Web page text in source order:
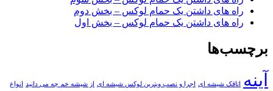
راه های داشتن یک حمام لوکس – بخش دوم
راه های داشتن یک حمام لوکس – بخش اول
برچسب‌ها
آینه اتاقک شیشه ای اجرا و نصب ویترین لوکس شیشه ای از شیشه خم چه می دانید
انواع